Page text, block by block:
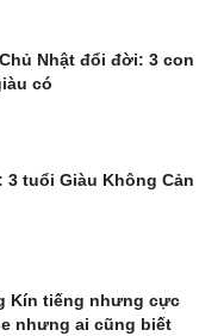
Nhật đổi đời: 3 con
có
3 tuổi Giàu Không Cản
Kín tiếng nhưng cực
nhưng ai cũng biết